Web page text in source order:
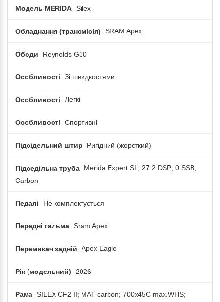
Модель MERIDA Silex
Обладнання (трансмісія) SRAM Apex
Ободи Reynolds G30
Особливості Зі швидкостями
Особливості Легкі
Особливості Спортивні
Підсідельний штир Ригідний (жорсткий)
Підседільна труба
Merida Expert SL; 27.2 DSP; 0 SSB;
Carbon
Педалі Не комплектується
Передні гальма Sram Apex
Перемикач задній Apex Eagle
Рік (модельний) 2026
Рама SILEX CF2 II; MAT carbon; 700x45C max.WHS;